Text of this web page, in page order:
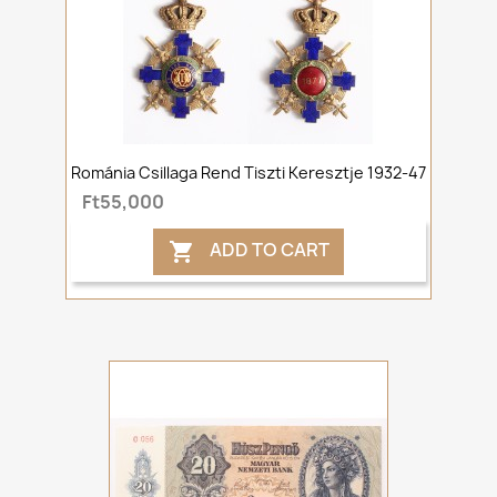
Románia Csillaga Rend Tiszti Keresztje 1932-47
Ft55,000
 ADD TO CART